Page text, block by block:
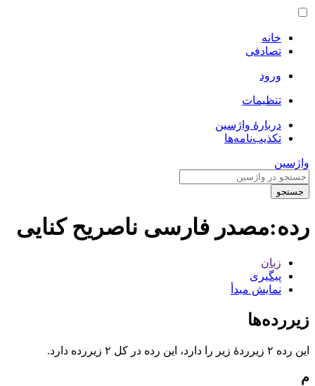
خانه
تصادفی
ورود
تنظیمات
دربارهٔ واژسین
تکذیب‌نامه‌ها
واژسین
جستجو
رده:مصدر فارسی ناصریح کنایی
زبان
پیگیری
نمایش مبدأ
زیررده‌ها
این رده ۲ زیرردۀ زیر را دارد، این رده در کل ۲ زیررده دارد.
م